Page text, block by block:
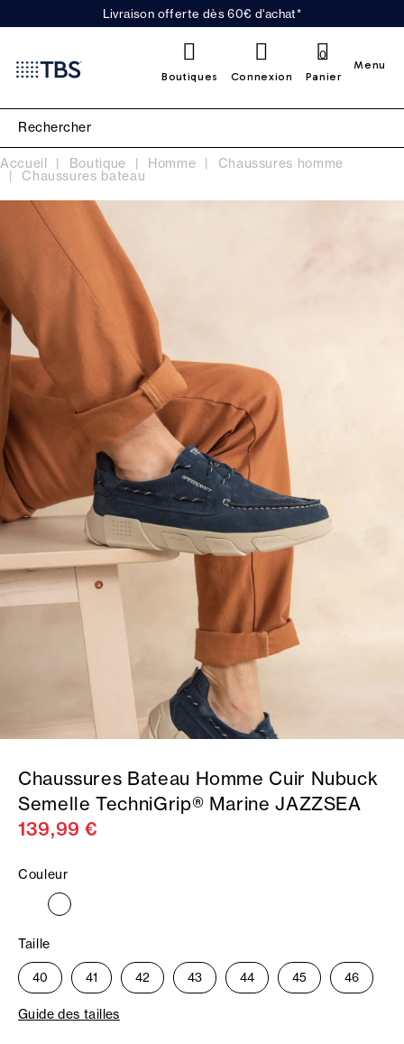
Livraison offerte dès 60€ d'achat*
Boutiques Connexion Panier
0
Menu
Accueil Boutique Homme Chaussures homme
Chaussures bateau
Chaussures Bateau Homme Cuir Nubuck
Semelle TechniGrip® Marine JAZZSEA
139,99 €
Couleur
Taille
40 41 42 43 44 45 46
Guide des tailles